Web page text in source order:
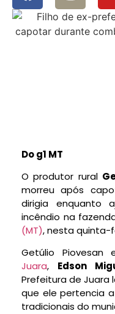
Do g1 MT
O produtor rural
morreu após
dirigia enquanto
incêndio na
(MT), nesta quinta-
Getúlio
Juara, Edson
Prefeitura de
que ele pertencia
tradicionais do